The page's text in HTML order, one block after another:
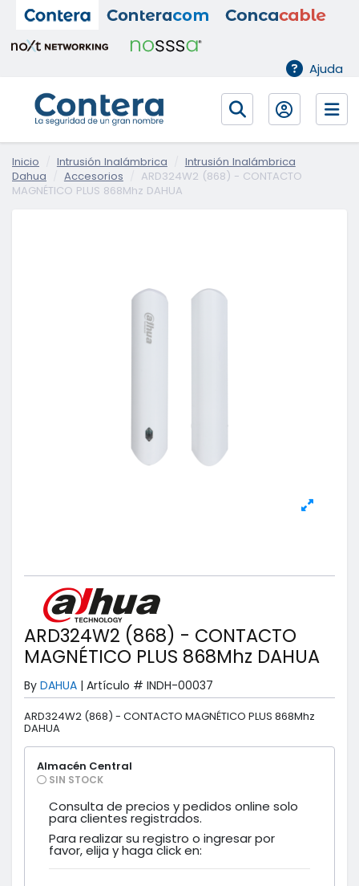
Ajuda
Inicio Intrusión Inalámbrica
Intrusión Inalámbrica
Dahua
Accesorios
ARD324W2 (868) - CONTACTO
MAGNÉTICO PLUS 868Mhz DAHUA
ARD324W2 (868) - CONTACTO
MAGNÉTICO PLUS 868Mhz DAHUA
By DAHUA | Artículo # INDH-00037
ARD324W2 (868) - CONTACTO MAGNÉTICO PLUS 868Mhz
DAHUA
Almacén Central
SIN STOCK
Consulta de precios y pedidos online solo
para clientes registrados.
Para realizar su registro o ingresar por
favor, elija y haga click en: